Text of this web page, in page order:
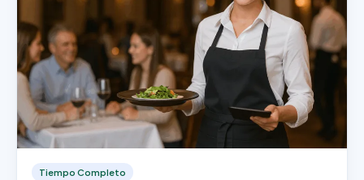
Tiempo Completo